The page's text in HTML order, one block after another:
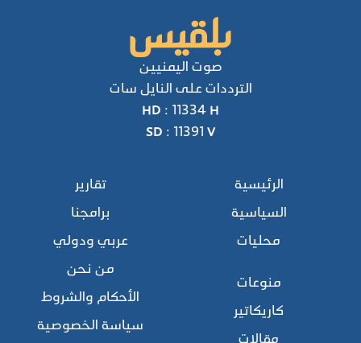
صوت اليمنيين
الترددات على النايل سات
HD : 11334 H
SD : 11391 V
الرئيسية
السياسية
محليات
تقارير
برامجنا
عربي ودولي
منوعات
كاريكاتير
مقالات
من نحن
الأحكام والشروط
سياسة الخصوصية